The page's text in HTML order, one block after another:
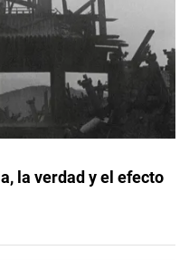
la verdad y el efecto